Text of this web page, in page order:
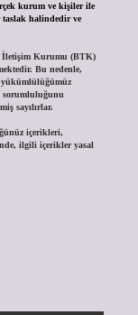
kurum ve kişiler ile
taslak halindedir ve
İletişim Kurumu (BTK)
Bu nedenle,
yükümlülüğümüz
sorumluluğunu
sayılırlar.
içerikleri,
ilgili içerikler yasal